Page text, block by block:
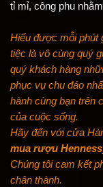
tỉ mỉ, công phu
Hiểu được mỗi phút
tiệc là vô cùng quý
quý khách hàng
phục vụ chu đáo
hành cùng bạn trên
của cuộc sống.
Hãy đến với cửa
mua rượu
Chúng tôi cam kết
chân thành.